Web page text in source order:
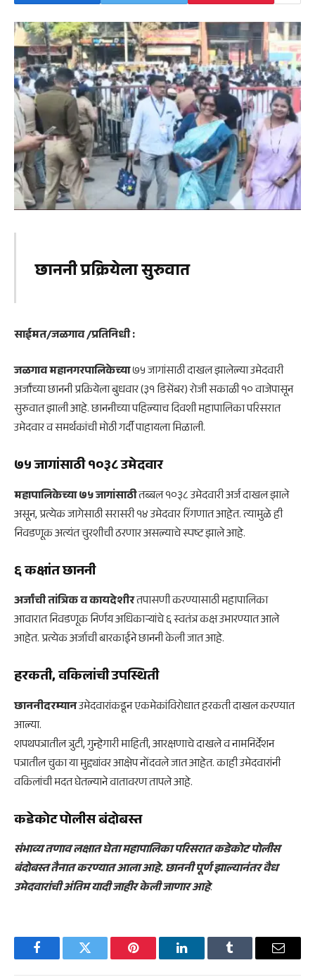
छाननी प्रक्रियेला सुरुवात
साईमत/जळगाव /प्रतिनिधी :
जळगाव महानगरपालिकेच्या७५ जागांसाठी दाखल झालेल्या उमेदवारी
अर्जांच्या छाननी प्रक्रियेला बुधवार (३१ डिसेंबर) रोजी सकाळी १० वाजेपासून
सुरुवात झाली आहे. छाननीच्या पहिल्याच दिवशी महापालिका परिसरात
उमेदवार व समर्थकांची मोठी गर्दी पाहायला मिळाली.
७५ जागांसाठी १०३८ उमेदवार
महापालिकेच्या ७५ जागांसाठीतब्बल १०३८ उमेदवारी अर्ज दाखल झाले
असून, प्रत्येक जागेसाठी सरासरी १४ उमेदवार रिंगणात आहेत. त्यामुळे ही
निवडणूक अत्यंत चुरशीची ठरणार असल्याचे स्पष्ट झाले आहे.
६ कक्षांत छाननी
अर्जांची तांत्रिक व कायदेशीरतपासणी करण्यासाठी महापालिका
आवारात निवडणूक निर्णय अधिकाऱ्यांचे ६ स्वतंत्र कक्ष उभारण्यात आले
आहेत. प्रत्येक अर्जाची बारकाईने छाननी केली जात आहे.
हरकती, वकिलांची उपस्थिती
छाननीदरम्यानउमेदवारांकडून एकमेकांविरोधात हरकती दाखल करण्यात
आल्या.
शपथपत्रातील त्रुटी, गुन्हेगारी माहिती, आरक्षणाचे दाखले व नामनिर्देशन
पत्रातील चुका या मुद्द्यांवर आक्षेप नोंदवले जात आहेत. काही उमेदवारांनी
वकिलांची मदत घेतल्याने वातावरण तापले आहे.
कडेकोट पोलीस बंदोबस्त
संभाव्य तणाव लक्षात घेता महापालिका परिसरात कडेकोट पोलीस
बंदोबस्त तैनात करण्यात आला आहे. छाननी पूर्ण झाल्यानंतर वैध
उमेदवारांची अंतिम यादी जाहीर केली जाणार आहे.
FacebookTwitter Pinterest LinkedInTumblr Email